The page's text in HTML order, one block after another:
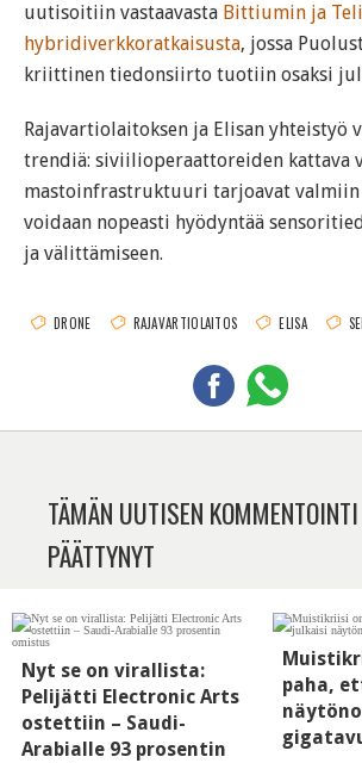
uutisoitiin vastaavasta Bittiumin ja
hybridiverkkoratkaisusta, jossa
kriittinen tiedonsiirto tuotiin osaksi
Rajavartiolaitoksen ja Elisan yhteistyö
trendiä: siviilioperaattoreiden kattava
mastoinfrastruktuuri tarjoavat valmiin
voidaan nopeasti hyödyntää
ja välittämiseen.
DRONE RAJAVARTIOLAITOS ELISA
TÄMÄN UUTISEN
PÄÄTTYNYT
Nyt se on virallista:
Pelijätti Electronic Arts
ostettiin – Saudi-
Arabialle 93 prosentin
paha,